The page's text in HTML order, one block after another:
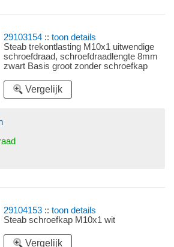
29103154 ::toon details
Steab trekontlasting M10x1 uitwendige
schroefdraad, schroefdraadlengte 8mm
zwart Basis groot zonder schroefkap
Vergelijk
29104153 ::toon details
Steab schroefkap M10x1 wit
Vergelijk